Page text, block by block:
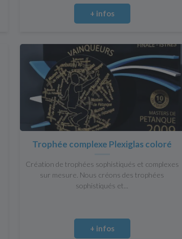
+ infos
Trophée complexe Plexiglas coloré
Création de trophées sophistiqués et complexes
sur mesure. Nous créons des trophées
sophistiqués et...
+ infos